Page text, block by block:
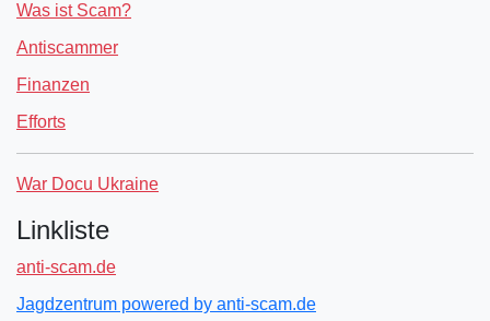
Was ist Scam?
Antiscammer
Finanzen
Efforts
War Docu Ukraine
Linkliste
anti-scam.de
Jagdzentrum powered by anti-scam.de